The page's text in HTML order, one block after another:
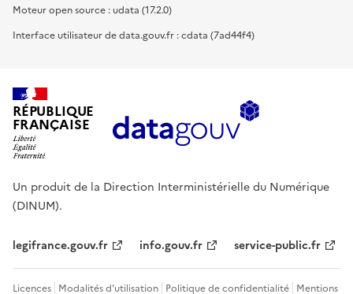
Moteur open source : udata (17.2.0)
Interface utilisateur de data.gouv.fr : cdata (7ad44f4)
RÉPUBLIQUE
FRANÇAISE
Un produit de la Direction Interministérielle du Numérique
(DINUM).
legifrance.gouv.fr info.gouv.fr service-public.fr
Licences Modalités d'utilisation Politique de confidentialité Mentions